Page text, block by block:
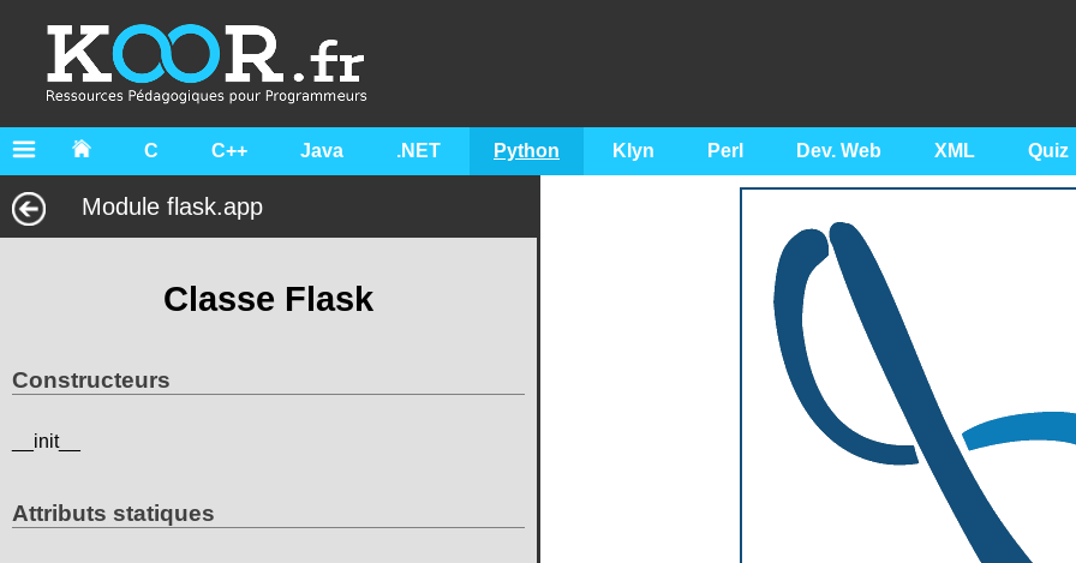
C C++ Java .NET Python Klyn Perl Dev. Web XML Quiz
Module flask.app
Classe Flask
Constructeurs
__init__
Attributs statiques